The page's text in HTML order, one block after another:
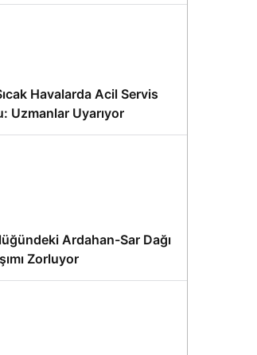
Havalarda Acil Servis
Uzmanlar Uyarıyor
Ardahan-Sar Dağı
Zorluyor